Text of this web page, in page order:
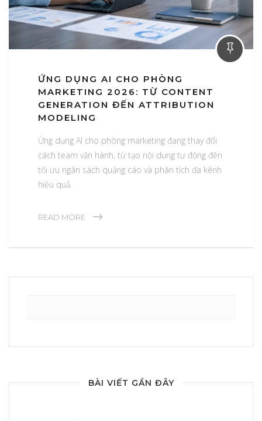
ỨNG DỤNG AI CHO PHÒNG
MARKETING 2026: TỪ CONTENT
GENERATION ĐẾN ATTRIBUTION
MODELING
Ứng dụng AI cho phòng marketing đang thay đổi
cách team vận hành, từ tạo nội dung tự động đến
tối ưu ngân sách quảng cáo và phân tích đa kênh
hiệu quả.
READ MORE
BÀI VIẾT GẦN ĐÂY